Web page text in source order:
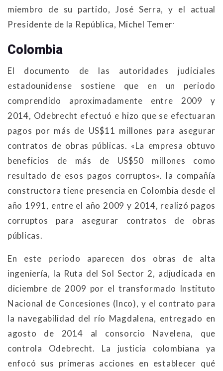
miembro de su partido, José Serra, y el actual
Presidente de la República, Michel Temer.
Colombia
El documento de las autoridades judiciales
estadounidense sostiene que en un periodo
comprendido aproximadamente entre 2009 y
2014, Odebrecht efectuó e hizo que se efectuaran
pagos por más de US$11 millones para asegurar
contratos de obras públicas. «La empresa obtuvo
beneficios de más de US$50 millones como
resultado de esos pagos corruptos». la compañía
constructora tiene presencia en Colombia desde el
año 1991, entre el año 2009 y 2014, realizó pagos
corruptos para asegurar contratos de obras
públicas.
En este periodo aparecen dos obras de alta
ingeniería, la Ruta del Sol Sector 2, adjudicada en
diciembre de 2009 por el transformado Instituto
Nacional de Concesiones (Inco), y el contrato para
la navegabilidad del río Magdalena, entregado en
agosto de 2014 al consorcio Navelena, que
controla Odebrecht. La justicia colombiana ya
enfocó sus primeras acciones en establecer qué